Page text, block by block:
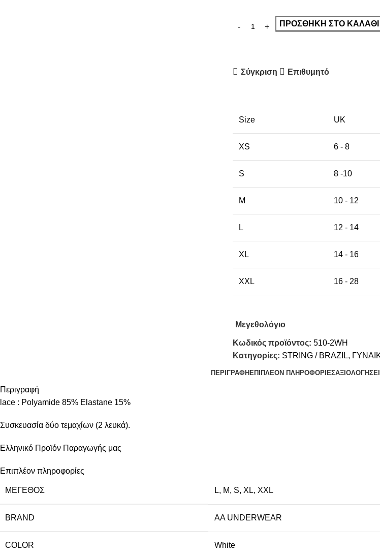
ΠΡΟΣΘΉΚΗ ΣΤΟ ΚΑΛΆΘΙ
Σύγκριση Επιθυμητό
Size UK
XS 6 - 8
S 8 -10
M 10 - 12
L 12 - 14
XL 14 - 16
XXL 16 - 28
Μεγεθολόγιο
Κωδικός προϊόντος: 510-2WH
Κατηγορίες: STRING / BRAZIL,
ΠΕΡΙΓΡΑΦΉ ΕΠΙΠΛΈΟΝ ΠΛΗΡΟΦΟΡΊΕΣ
Περιγραφή
lace : Polyamide 85% Elastane 15%
Συσκευασία δύο τεμαχίων (2 λευκά).
Ελληνικό Προϊόν Παραγωγής μας
Επιπλέον πληροφορίες
ΜΈΓΕΘΟΣ L, M, S, XL, XXL
BRAND AA UNDERWEAR
COLOR White